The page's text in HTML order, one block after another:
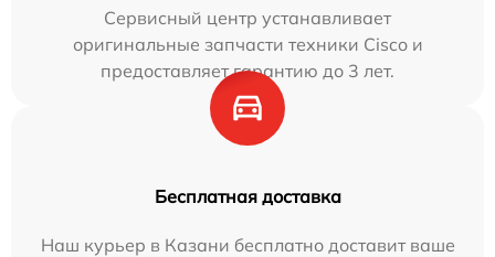
Сервисный центр устанавливает
оригинальные запчасти техники Cisco и
предоставляет гарантию до 3 лет.
Бесплатная доставка
Наш курьер в Казани бесплатно доставит ваше